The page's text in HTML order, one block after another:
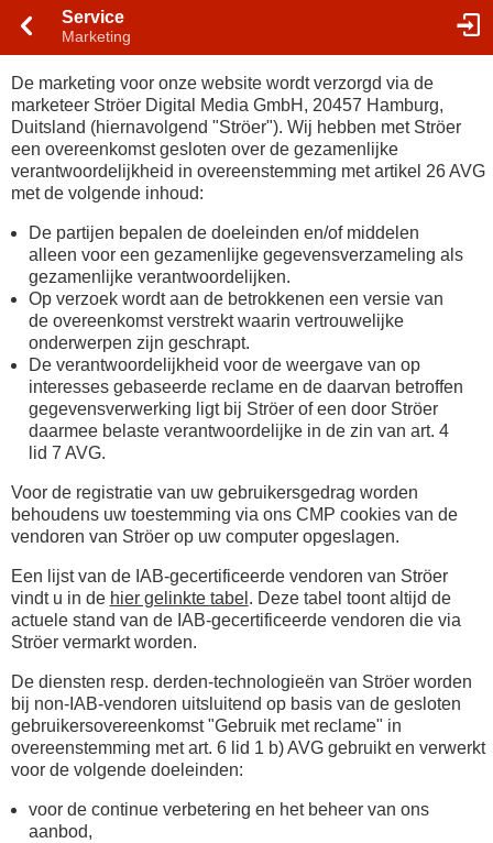
Service
Marketing
De marketing voor onze website wordt verzorgd via de
marketeer Ströer Digital Media GmbH, 20457 Hamburg,
Duitsland (hiernavolgend "Ströer"). Wij hebben met Ströer
een overeenkomst gesloten over de gezamenlijke
verantwoordelijkheid in overeenstemming met artikel 26 AVG
met de volgende inhoud:
De partijen bepalen de doeleinden en/of middelen
alleen voor een gezamenlijke gegevensverzameling als
gezamenlijke verantwoordelijken.
Op verzoek wordt aan de betrokkenen een versie van
de overeenkomst verstrekt waarin vertrouwelijke
onderwerpen zijn geschrapt.
De verantwoordelijkheid voor de weergave van op
interesses gebaseerde reclame en de daarvan betroffen
gegevensverwerking ligt bij Ströer of een door Ströer
daarmee belaste verantwoordelijke in de zin van art. 4
lid 7 AVG.
Voor de registratie van uw gebruikersgedrag worden
behoudens uw toestemming via ons CMP cookies van de
vendoren van Ströer op uw computer opgeslagen.
Een lijst van de IAB-gecertificeerde vendoren van Ströer
vindt u in de hier gelinkte tabel . Deze tabel toont altijd de
actuele stand van de IAB-gecertificeerde vendoren die via
Ströer vermarkt worden.
De diensten resp. derden-technologieën van Ströer worden
bij non-IAB-vendoren uitsluitend op basis van de gesloten
gebruikersovereenkomst "Gebruik met reclame" in
overeenstemming met art. 6 lid 1 b) AVG gebruikt en verwerkt
voor de volgende doeleinden:
voor de continue verbetering en het beheer van ons
aanbod,